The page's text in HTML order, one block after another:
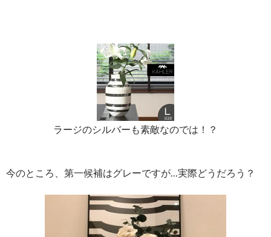
ラージのシルバーも素敵なのでは！？
今のところ、第一候補はグレーですが…実際どうだろう？